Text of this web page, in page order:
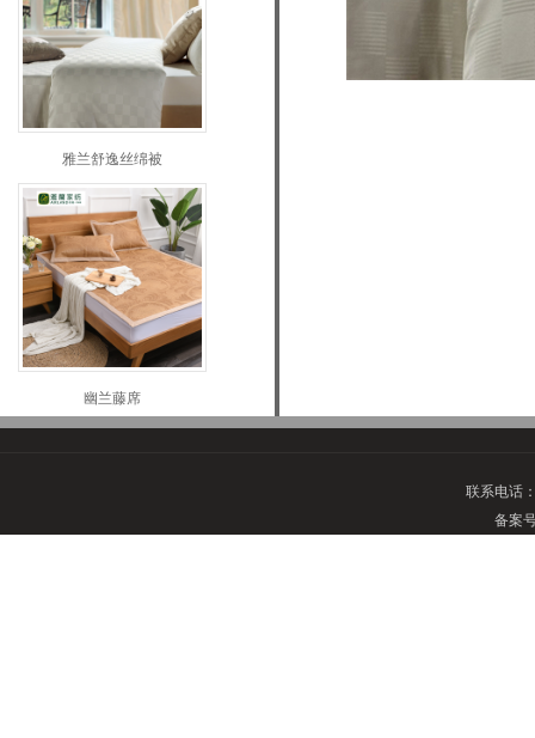
雅兰舒逸丝绵被
幽兰藤席
联系电话
备案